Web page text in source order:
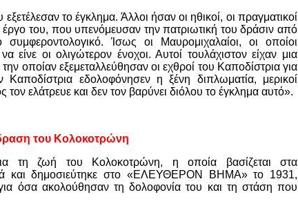
το έγκλημα. Άλλοι ήσαν οι ηθικοί, οι πραγματικοί
του, που υπενόμευσαν την πατριωτική του δράσιν από
Ίσως οι Μαυρομιχαλαίοι, οι οποίοι
οι ολιγώτερον ένοχοι. Αυτοί τουλάχιστον είχαν μια
οποίαν εξεμεταλλεύθησαν οι εχθροί του Καποδίστρια για
εδολοφόνησεν η ξένη διπλωματία, μερικοί
ελάτρευε και δεν τον βαρύνει διόλου το έγκλημα αυτό».
του Κολοκοτρώνη
τη ζωή του Κολοκοτρώνη, η οποία βασίζεται στα
και δημοσιεύτηκε στο «ΕΛΕΥΘΕΡΟΝ ΒΗΜΑ» το 1931,
όσα ακολούθησαν τη δολοφονία του και τη στάση που